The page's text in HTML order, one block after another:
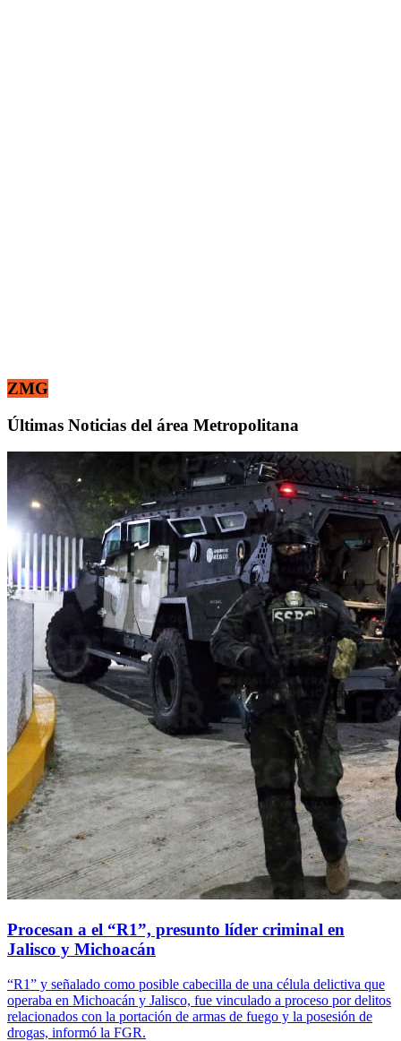
ZMG
Últimas Noticias del área Metropolitana
Procesan a el “R1”, presunto líder criminal en
Jalisco y Michoacán
“R1” y señalado como posible cabecilla de una célula delictiva que
operaba en Michoacán y Jalisco, fue vinculado a proceso por delitos
relacionados con la portación de armas de fuego y la posesión de
drogas, informó la FGR.